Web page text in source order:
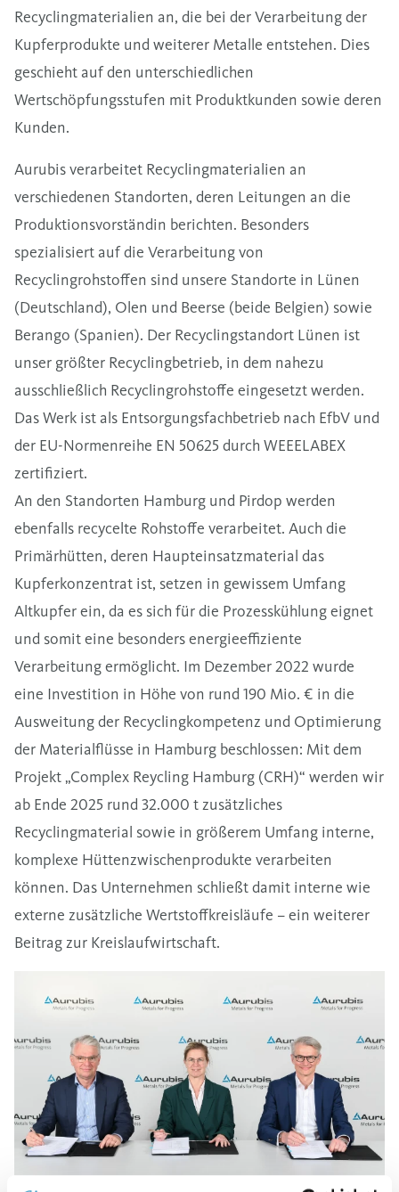
Recyclingmaterialien an, die bei der Verarbeitung der
Kupferprodukte und weiterer Metalle entstehen. Dies
geschieht auf den unterschiedlichen
Wertschöpfungsstufen mit Produktkunden sowie deren
Kunden.
Aurubis verarbeitet Recyclingmaterialien an
verschiedenen Standorten, deren Leitungen an die
Produktionsvorständin berichten. Besonders
spezialisiert auf die Verarbeitung von
Recyclingrohstoffen sind unsere Standorte in Lünen
(Deutschland), Olen und Beerse (beide Belgien) sowie
Berango (Spanien). Der Recyclingstandort Lünen ist
unser größter Recyclingbetrieb, in dem nahezu
ausschließlich Recyclingrohstoffe eingesetzt werden.
Das Werk ist als Entsorgungsfachbetrieb nach EfbV und
der EU-Normenreihe EN 50625 durch WEEELABEX
zertifiziert.
An den Standorten Hamburg und Pirdop werden
ebenfalls recycelte Rohstoffe verarbeitet. Auch die
Primärhütten, deren Haupteinsatzmaterial das
Kupferkonzentrat ist, setzen in gewissem Umfang
Altkupfer ein, da es sich für die Prozesskühlung eignet
und somit eine besonders energieeffiziente
Verarbeitung ermöglicht. Im Dezember 2022 wurde
eine Investition in Höhe von rund 190 Mio. € in die
Ausweitung der Recyclingkompetenz und Optimierung
der Materialflüsse in Hamburg beschlossen: Mit dem
Projekt „Complex Reycling Hamburg (CRH)“ werden wir
ab Ende 2025 rund 32.000 t zusätzliches
Recyclingmaterial sowie in größerem Umfang interne,
komplexe Hüttenzwischenprodukte verarbeiten
können. Das Unternehmen schließt damit interne wie
externe zusätzliche Wertstoffkreisläufe – ein weiterer
Beitrag zur Kreislaufwirtschaft.